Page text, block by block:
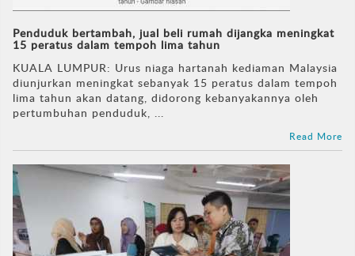
Penduduk bertambah, jual beli rumah dijangka meningkat
15 peratus dalam tempoh lima tahun
KUALA LUMPUR: Urus niaga hartanah kediaman Malaysia
diunjurkan meningkat sebanyak 15 peratus dalam tempoh
lima tahun akan datang, didorong kebanyakannya oleh
pertumbuhan penduduk, ...
Read More